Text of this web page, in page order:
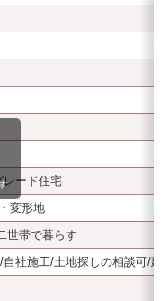
レード住宅
変形地
世帯で暮らす
社施工/土地探しの相談可/